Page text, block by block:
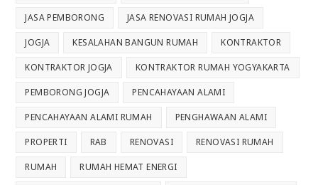
JASA PEMBORONG JASA RENOVASI RUMAH JOGJA
JOGJA KESALAHAN BANGUN RUMAH KONTRAKTOR
KONTRAKTOR JOGJA KONTRAKTOR RUMAH YOGYAKARTA
PEMBORONG JOGJA PENCAHAYAAN ALAMI
PENCAHAYAAN ALAMI RUMAH PENGHAWAAN ALAMI
PROPERTI RAB RENOVASI RENOVASI RUMAH
RUMAH RUMAH HEMAT ENERGI